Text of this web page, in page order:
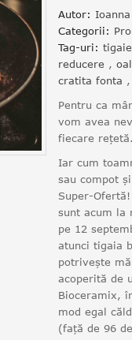
Autor:
Categorii:
Tag-uri:
reducere ,
cratita fonta ,
Pentru ca
vom avea
fiecare rețetă.
Iar cum
sau compot
Super-
sunt acum la
pe 12
atunci tigaia
potrivește
acoperită de
Bioceramix,
mod egal
(față de 96